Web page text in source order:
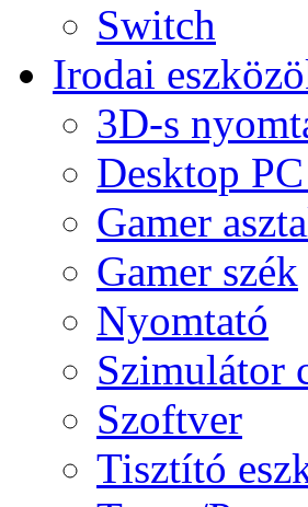
Switch
Irodai
3D-s
Desktop
Gamer
Gamer szék
Nyomtató
Szimulátor
Szoftver
Tisztító